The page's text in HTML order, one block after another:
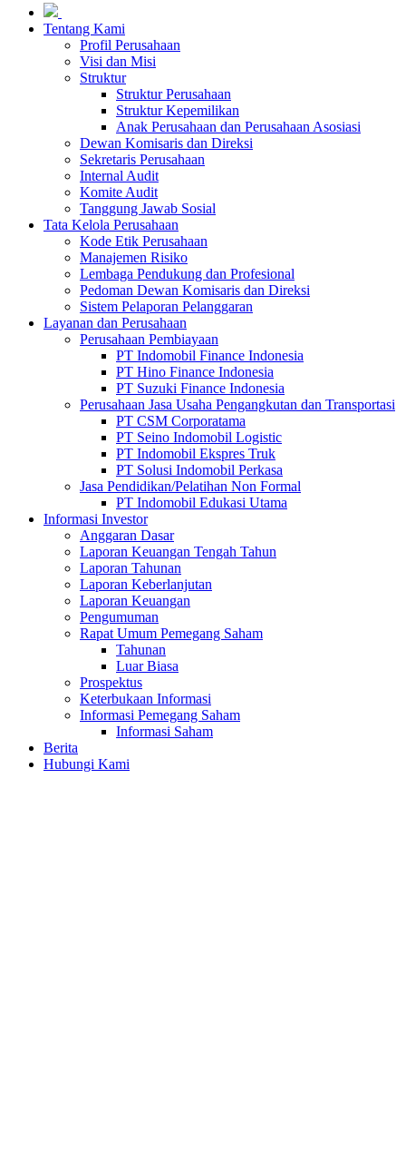
Tentang Kami
Profil Perusahaan
Visi dan Misi
Struktur
Struktur Perusahaan
Struktur Kepemilikan
Anak Perusahaan dan Perusahaan Asosiasi
Dewan Komisaris dan Direksi
Sekretaris Perusahaan
Internal Audit
Komite Audit
Tanggung Jawab Sosial
Tata Kelola Perusahaan
Kode Etik Perusahaan
Manajemen Risiko
Lembaga Pendukung dan Profesional
Pedoman Dewan Komisaris dan Direksi
Sistem Pelaporan Pelanggaran
Layanan dan Perusahaan
Perusahaan Pembiayaan
PT Indomobil Finance Indonesia
PT Hino Finance Indonesia
PT Suzuki Finance Indonesia
Perusahaan Jasa Usaha Pengangkutan dan Transportasi
PT CSM Corporatama
PT Seino Indomobil Logistic
PT Indomobil Ekspres Truk
PT Solusi Indomobil Perkasa
Jasa Pendidikan/Pelatihan Non Formal
PT Indomobil Edukasi Utama
Informasi Investor
Anggaran Dasar
Laporan Keuangan Tengah Tahun
Laporan Tahunan
Laporan Keberlanjutan
Laporan Keuangan
Pengumuman
Rapat Umum Pemegang Saham
Tahunan
Luar Biasa
Prospektus
Keterbukaan Informasi
Informasi Pemegang Saham
Informasi Saham
Berita
Hubungi Kami